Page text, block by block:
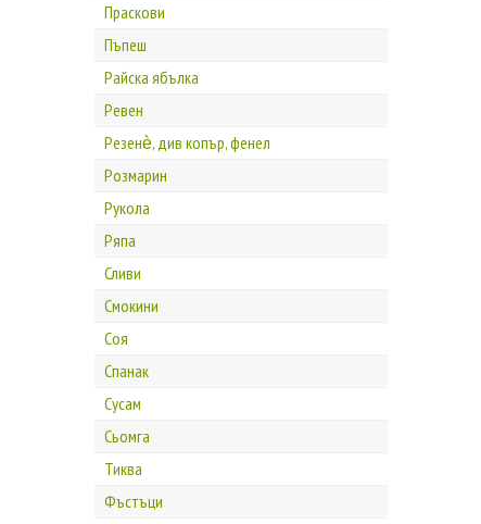
Праскови
Пъпеш
Райска ябълка
Ревен
Резенѐ, див копър, фенел
Розмарин
Рукола
Ряпа
Сливи
Смокини
Соя
Спанак
Сусам
Сьомга
Тиква
Фъстъци